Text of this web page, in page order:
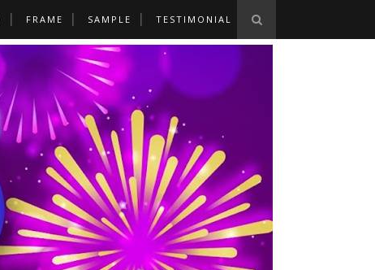
FRAME SAMPLE TESTIMONIAL